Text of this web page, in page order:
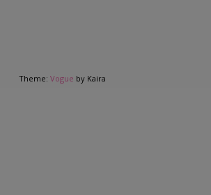
Theme: Vogue by Kaira